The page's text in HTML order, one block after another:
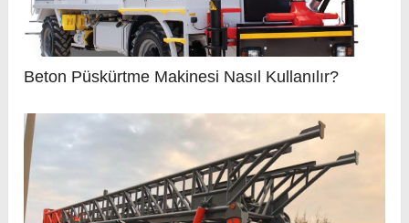
Beton Püskürtme Makinesi Nasıl Kullanılır?